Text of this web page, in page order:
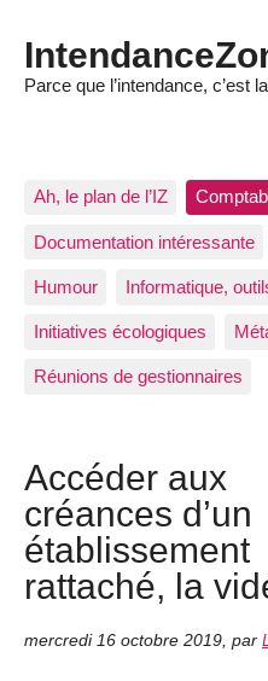
Parce que l’intendance, c’est
Ah, le plan de l’IZ
Documentation intéressante
Humour Informatique,
Initiatives écologiques
Réunions de gestionnaires
Accéder aux
créances d’un
établissement
rattaché, la
mercredi 16 octobre 2019 par